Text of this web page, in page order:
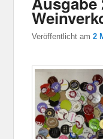
Veröffentlicht am2